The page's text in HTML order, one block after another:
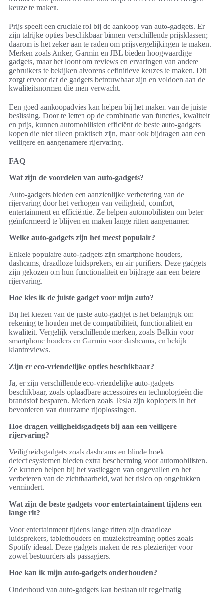
keuze te maken.
Prijs speelt een cruciale rol bij de aankoop van auto-gadgets. Er
zijn talrijke opties beschikbaar binnen verschillende prijsklassen;
daarom is het zeker aan te raden om prijsvergelijkingen te maken.
Merken zoals Anker, Garmin en JBL bieden hoogwaardige
gadgets, maar het loont om reviews en ervaringen van andere
gebruikers te bekijken alvorens definitieve keuzes te maken. Dit
zorgt ervoor dat de gadgets betrouwbaar zijn en voldoen aan de
kwaliteitsnormen die men verwacht.
Een goed aankoopadvies kan helpen bij het maken van de juiste
beslissing. Door te letten op de combinatie van functies, kwaliteit
en prijs, kunnen automobilisten efficiënt de beste auto-gadgets
kopen die niet alleen praktisch zijn, maar ook bijdragen aan een
veiligere en aangenamere rijervaring.
FAQ
Wat zijn de voordelen van auto-gadgets?
Auto-gadgets bieden een aanzienlijke verbetering van de
rijervaring door het verhogen van veiligheid, comfort,
entertainment en efficiëntie. Ze helpen automobilisten om beter
geïnformeerd te blijven en maken lange ritten aangenamer.
Welke auto-gadgets zijn het meest populair?
Enkele populaire auto-gadgets zijn smartphone houders,
dashcams, draadloze luidsprekers, en air purifiers. Deze gadgets
zijn gekozen om hun functionaliteit en bijdrage aan een betere
rijervaring.
Hoe kies ik de juiste gadget voor mijn auto?
Bij het kiezen van de juiste auto-gadget is het belangrijk om
rekening te houden met de compatibiliteit, functionaliteit en
kwaliteit. Vergelijk verschillende merken, zoals Belkin voor
smartphone houders en Garmin voor dashcams, en bekijk
klantreviews.
Zijn er eco-vriendelijke opties beschikbaar?
Ja, er zijn verschillende eco-vriendelijke auto-gadgets
beschikbaar, zoals oplaadbare accessoires en technologieën die
brandstof besparen. Merken zoals Tesla zijn koplopers in het
bevorderen van duurzame rijoplossingen.
Hoe dragen veiligheidsgadgets bij aan een veiligere
rijervaring?
Veiligheidsgadgets zoals dashcams en blinde hoek
detectiesystemen bieden extra bescherming voor automobilisten.
Ze kunnen helpen bij het vastleggen van ongevallen en het
verbeteren van de zichtbaarheid, wat het risico op ongelukken
vermindert.
Wat zijn de beste gadgets voor entertaintainent tijdens een
lange rit?
Voor entertainment tijdens lange ritten zijn draadloze
luidsprekers, tablethouders en muziekstreaming opties zoals
Spotify ideaal. Deze gadgets maken de reis plezieriger voor
zowel bestuurders als passagiers.
Hoe kan ik mijn auto-gadgets onderhouden?
Onderhoud van auto-gadgets kan bestaan uit regelmatig